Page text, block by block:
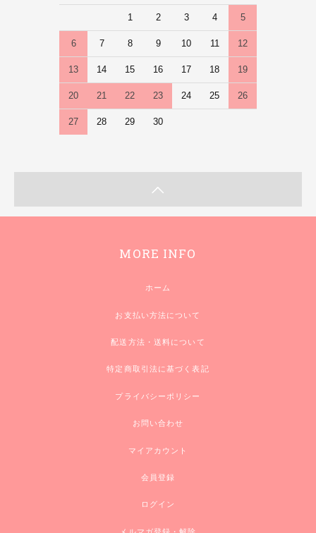
1 2 3 4 5
6 7 8 9 10 11 12
13 14 15 16 17 18 19
20 21 22 23 24 25 26
27 28 29 30
MORE INFO
ホーム
お支払い方法について
配送方法・送料について
特定商取引法に基づく表記
プライバシーポリシー
お問い合わせ
マイアカウント
会員登録
ログイン